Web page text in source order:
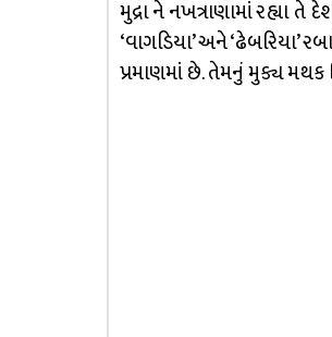
મુદ્રા ને નખત્રાણામાં રહ્યા
‘વાગડિયા’ અને ‘ઢેબરિયા’
પ્રમાણમાં છે. તેમનું મુક્ય મથક